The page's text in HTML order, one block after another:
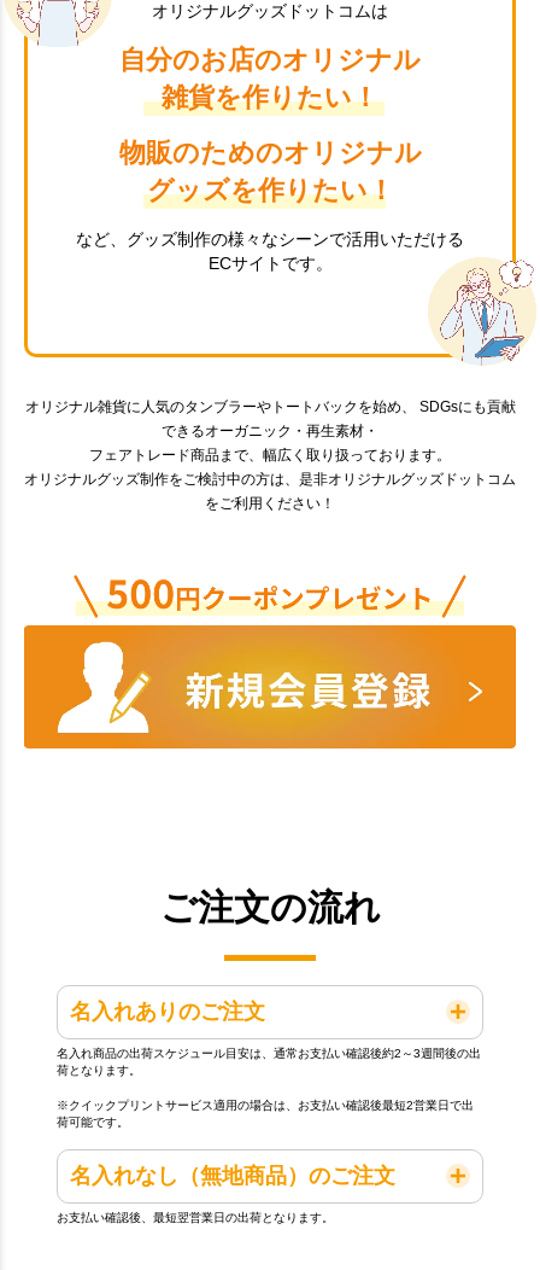
オリジナルグッズドットコムは
自分のお店のオリジナル
雑貨を作りたい！
物販のためのオリジナル
グッズを作りたい！
など、グッズ制作の様々なシーンで活用いただける
ECサイトです。
オリジナル雑貨に人気のタンブラーやトートバックを始め、 SDGsにも貢献
できるオーガニック・再生素材・
フェアトレード商品まで、幅広く取り扱っております。
オリジナルグッズ制作をご検討中の方は、是非オリジナルグッズドットコム
をご利用ください！
ご注文の流れ
名入れありのご注文
名入れ商品の出荷スケジュール目安は、通常お支払い確認後約2～3週間後の出
荷となります。
※クイックプリントサービス適用の場合は、お支払い確認後最短2営業日で出
荷可能です。
名入れなし（無地商品）のご注文
お支払い確認後、最短翌営業日の出荷となります。